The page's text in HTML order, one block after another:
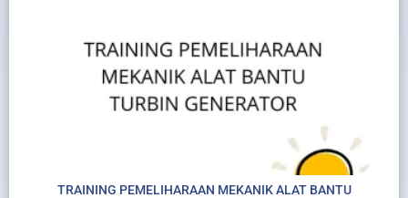
TRAINING PEMELIHARAAN MEKANIK ALAT BANTU